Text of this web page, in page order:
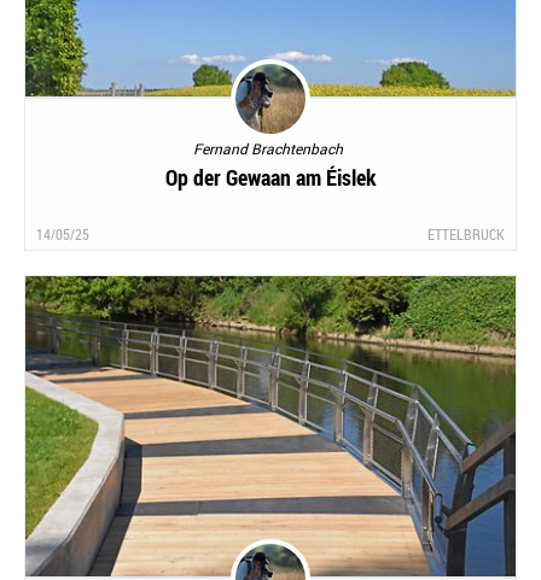
Fernand Brachtenbach
Op der Gewaan am Éislek
14/05/25 ETTELBRUCK